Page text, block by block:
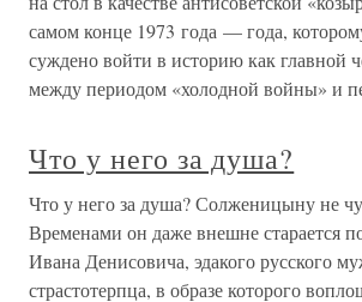
самом конце 1973 года — года,
суждено войти в историю как главной
между периодом «холодной войны» и
Что у него за душа?
Что у него за душа? Солженицыну не
Временами он даже внешне старается
Ивана Денисовича, эдакого русского
страстотерпца, в образе которого